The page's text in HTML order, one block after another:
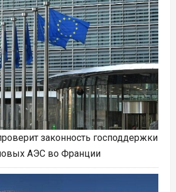
законность господдержки
АЭС во Франции